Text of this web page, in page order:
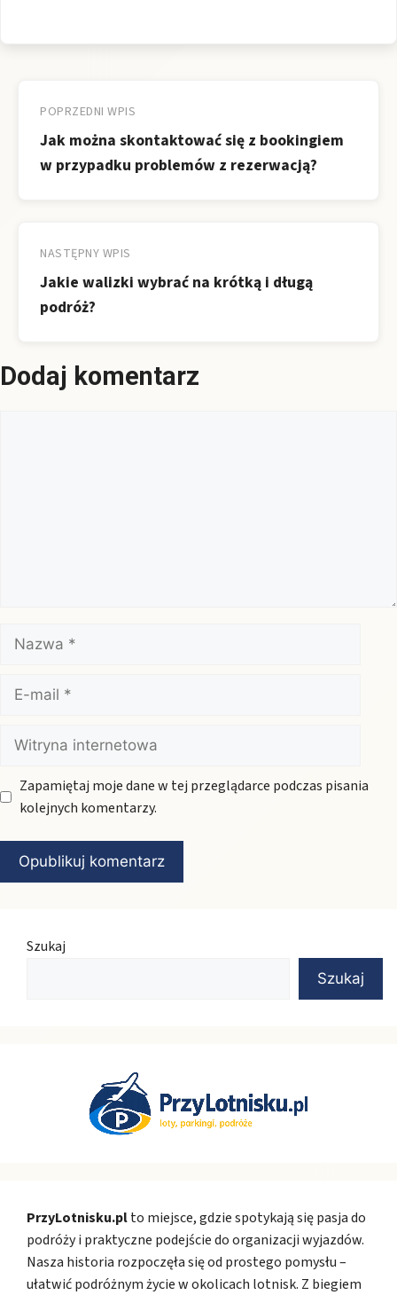
wpisu
POPRZEDNI WPIS
Jak można skontaktować się z bookingiem
w przypadku problemów z rezerwacją?
NASTĘPNY WPIS
Jakie walizki wybrać na krótką i długą
podróż?
Dodaj komentarz
Nazwa
mail
Witryna
internetowa
Zapamiętaj moje dane w tej przeglądarce podczas pisania
kolejnych komentarzy.
Szukaj
Szukaj
PrzyLotnisku.plto miejsce, gdzie spotykają się pasja do
podróży i praktyczne podejście do organizacji wyjazdów.
Nasza historia rozpoczęła się od prostego pomysłu –
ułatwić podróżnym życie w okolicach lotnisk. Z biegiem